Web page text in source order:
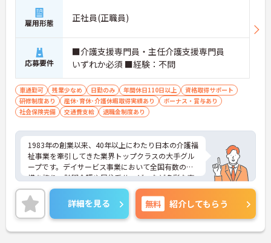
・毎月付与されるリフレッシュ休暇を活用し連休の
取得も可能でプライベートの時間もしっかりと確保
暇や育休取得実績など子育てと両立しやすい制度が
充実しています
【主任ケアマネ複数名在籍！手厚いフォロー体制で
未経験やブランクがある方も安心です】
・困難事例があった際も主任ケアマネジャーと情報
共有やケース検討ができ必要に応じて同行訪問など
のサポートを受けられます
・一人ひとりの仕事量や状況に合わせて管理者が新
規の受け入れを調整するため業務過多にならず無理
なく働けます
・公的資格取得・自己啓発支援制度が整っており働
ップを目指せます
【賞与過去実績最大105万円◎大手法人ならではの
充実した待遇や福利厚生が魅力です】
雇用形態 正社員(正職員)
応募要件
■介護支援専門員・主任介護支援専門員
いずれか必須 ■経験：不問
車通勤可 残業少なめ 日勤のみ 年間休日110日以上
資格取得サポート
研修制度あり
産休･育休･介護休暇取得実績あり
ボーナス・賞与あり
社会保険完備
交通費支給 退職金制度あり
1983年の創業以来、40年以上にわたり日本の介護福
祉事業を牽引してきた業界トップクラスの大手グル
ープです。デイサービス事業において全国有数の規
模を誇り、訪問介護や居住系サービスなど多彩な事
業を展開することで、地域のあらゆるニーズにワン
ストップで応える体制を確立しています。ダイバー
シティ経営を積極的に推進し、多様な人材が能力を
発揮できる職場環境の構築に注力している点も大き
な特色です。また、大規模災害を見据えたBCP（事
詳細を見る 無料 紹介してもらう